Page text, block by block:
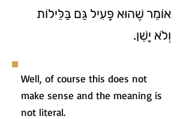
אוֹמֵר שֶׁהוּא פָּעִיל גַּם בַּלֵּילוֹת
וְלֹא יָשֵׁן.
Well, of course this does not
make sense and the meaning is
not literal.